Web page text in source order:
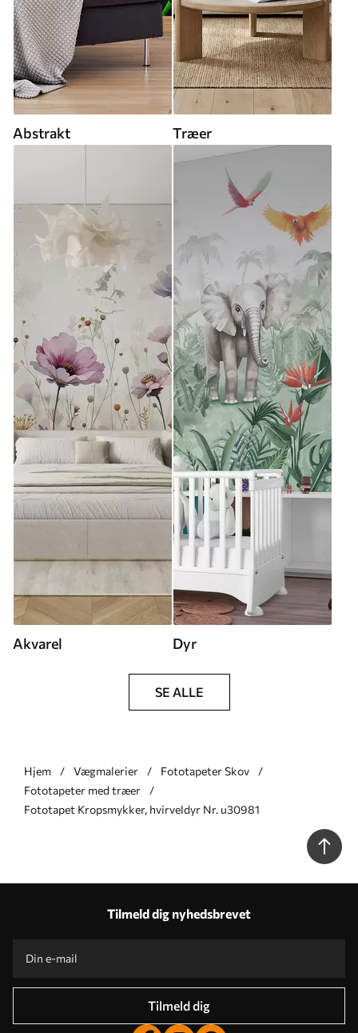
Abstrakt Træer
Akvarel Dyr
SE ALLE
Hjem Vægmalerier
Fototapeter Skov
Fototapeter med træer
Fototapet Kropsmykker, hvirveldyr Nr. u30981
Tilmeld dig nyhedsbrevet
Tilmeld dig